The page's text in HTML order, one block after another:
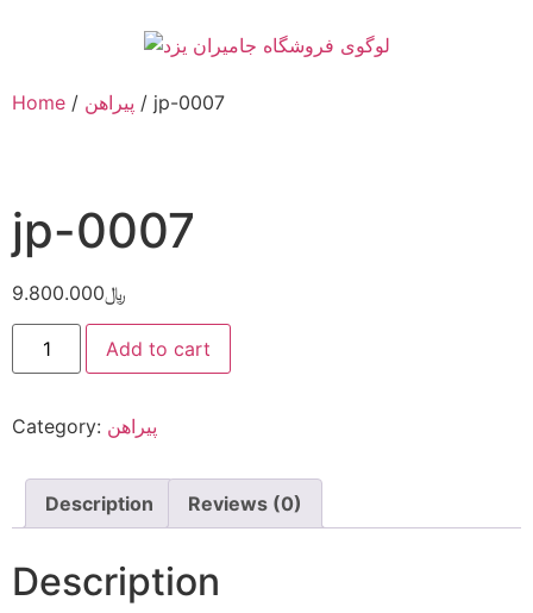
Home / پیراهن / jp-0007
jp-0007
﷼9.800.000
Add to cart
Category: پیراهن
Description Reviews (0)
Description